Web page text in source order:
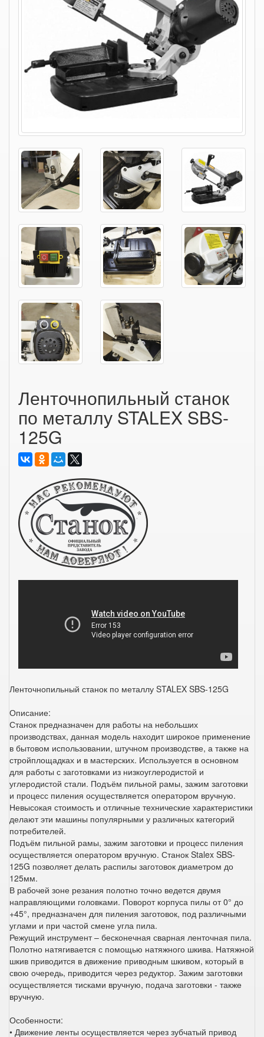
Ленточнопильный станок
по металлу STALEX SBS-
125G
Ленточнопильный станок по металлу STALEX SBS-125G
Описание:
Станок предназначен для работы на небольших
производствах, данная модель находит широкое применение
в бытовом использовании, штучном производстве, а также на
стройплощадках и в мастерских. Используется в основном
для работы с заготовками из низкоуглеродистой и
углеродистой стали. Подъём пильной рамы, зажим заготовки
и процесс пиления осуществляется оператором вручную.
Невысокая стоимость и отличные технические характеристики
делают эти машины популярными у различных категорий
потребителей.
Подъём пильной рамы, зажим заготовки и процесс пиления
осуществляется оператором вручную. Станок Stalex SBS-
125G позволяет делать распилы заготовок диаметром до
125мм.
В рабочей зоне резания полотно точно ведется двумя
направляющими головками. Поворот корпуса пилы от 0° до
+45°, предназначен для пиления заготовок, под различными
углами и при частой смене угла пила.
Режущий инструмент – бесконечная сварная ленточная пила.
Полотно натягивается с помощью натяжного шкива. Натяжной
шкив приводится в движение приводным шкивом, который в
свою очередь, приводится через редуктор. Зажим заготовки
осуществляется тисками вручную, подача заготовки - также
вручную.
Особенности:
• Движение ленты осуществляется через зубчатый привод